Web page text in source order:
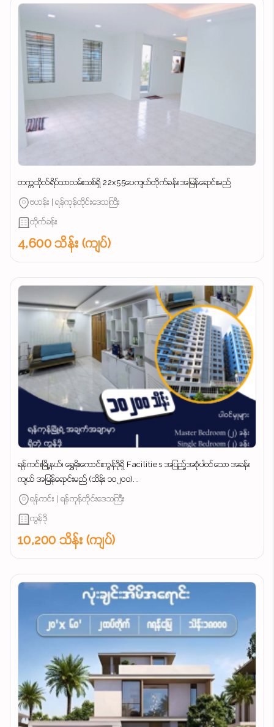
တက္ကသိုလ်ရိပ်သာလမ်းသစ်ရှိ 22x55ပေကျယ်တိုက်ခန်း အမြန်ရောင်းမည်
ဗဟန်း | ရန်ကုန်တိုင်းဒေသကြီး
တိုက်ခန်း
4,600 သိန်း (ကျပ်)
ရန်ကင်းမြို့နယ်၊ ရွှေမိုးကောင်းကွန်ဒိုရှိ Facilities အပြည့်အစုံပါဝင်သော အခန်း
ကျယ် အမြန်ရောင်းမည် (သိန်း ၁၀၂၀၀)...
ရန်ကင်း | ရန်ကုန်တိုင်းဒေသကြီး
ကွန်ဒို
10,200 သိန်း (ကျပ်)